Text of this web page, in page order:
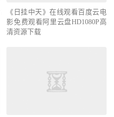
《日挂中天》在线观看百度云电
影免费观看阿里云盘HD1080P高
清资源下载